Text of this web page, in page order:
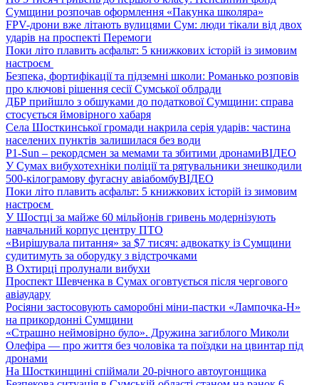
Сумщини розпочав оформлення «Пакунка школяра»
FPV-дрони вже літають вулицями Сум: люди тікали від двох
ударів на проспекті Перемоги
Поки літо плавить асфальт: 5 книжкових історій із зимовим
настроєм
Безпека, фортифікації та підземні школи: Романько розповів
про ключові рішення сесії Сумської облради
ДБР прийшло з обшуками до податкової Сумщини: справа
стосується ймовірного хабаря
Села Шосткинської громади накрила серія ударів: частина
населених пунктів залишилася без води
P1-Sun – рекордсмен за мемами та збитими дронамиВІДЕО
У Сумах вибухотехніки поліції та рятувальники знешкодили
500-кілограмову фугасну авіабомбуВІДЕО
Поки літо плавить асфальт: 5 книжкових історій із зимовим
настроєм
У Шостці за майже 60 мільйонів гривень модернізують
навчальний корпус центру ПТО
«Вирішувала питання» за $7 тисяч: адвокатку із Сумщини
судитимуть за оборудку з відстрочками
В Охтирці пролунали вибухи
Проспект Шевченка в Сумах оговтується після чергового
авіаудару
Росіяни застосовують саморобні міни-пастки «Лампочка-Н»
на прикордонні Сумщини
«Страшно неймовірно було». Дружина загиблого Миколи
Олефіра — про життя без чоловіка та поїздки на цвинтар під
дронами
На Шосткинщині спіймали 20-річного автоугонщика